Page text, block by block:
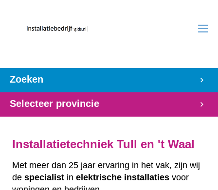
Zoeken
Selecteer provincie
Installatietechniek Tull en 't Waal
Met meer dan 25 jaar ervaring in het vak, zijn wij
de specialist in elektrische installaties voor